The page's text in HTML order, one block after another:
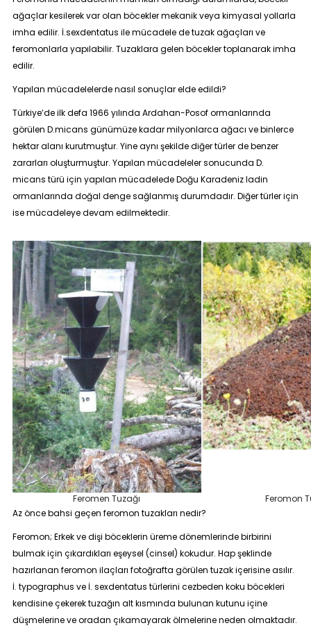
ağaçlar kesilerek var olan böcekler mekanik veya kimyasal yollarla
imha edilir. İ.sexdentatus ile mücadele de tuzak ağaçları ve
feromonlarla yapılabilir. Tuzaklara gelen böcekler toplanarak imha
edilir.
Yapılan mücadelelerde nasıl sonuçlar elde edildi?
Türkiye’de ilk defa 1966 yılında Ardahan-Posof ormanlarında
görülen D.micans günümüze kadar milyonlarca ağacı ve binlerce
hektar alanı kurutmuştur. Yine aynı şekilde diğer türler de benzer
zararları oluşturmuştur. Yapılan mücadeleler sonucunda D.
micans türü için yapılan mücadelede Doğu Karadeniz ladin
ormanlarında doğal denge sağlanmış durumdadır. Diğer türler için
ise mücadeleye devam edilmektedir.
Feromen Tuzağı
Feromon
Az önce bahsi geçen feromon tuzakları nedir?
Feromon; Erkek ve dişi böceklerin üreme dönemlerinde birbirini
bulmak için çıkardıkları eşeysel (cinsel) kokudur. Hap şeklinde
hazırlanan feromon ilaçları fotoğrafta görülen tuzak içerisine asılır.
İ. typographus ve İ. sexdentatus türlerini cezbeden koku böcekleri
kendisine çekerek tuzağın alt kısmında bulunan kutunu içine
düşmelerine ve oradan çıkamayarak ölmelerine neden olmaktadır.